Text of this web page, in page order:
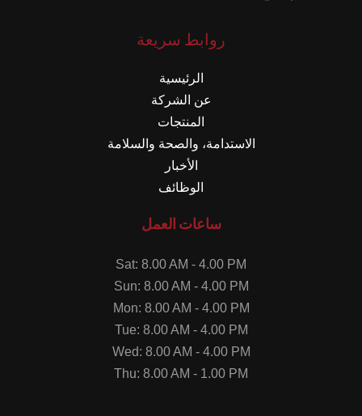
روابط سريعة
الرئيسية
عن الشركة
المنتجات
الاستدامة، والصحة والسلامة
الأخبار
الوظائف
ساعات العمل
Sat: 8.00 AM - 4.00 PM
Sun: 8.00 AM - 4.00 PM
Mon: 8.00 AM - 4.00 PM
Tue: 8.00 AM - 4.00 PM
Wed: 8.00 AM - 4.00 PM
Thu: 8.00 AM - 1.00 PM